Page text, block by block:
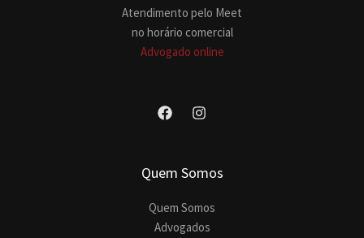
Atendimento pelo Meet
no horário comercial
Advogado online
Quem Somos
Quem Somos
Advogados